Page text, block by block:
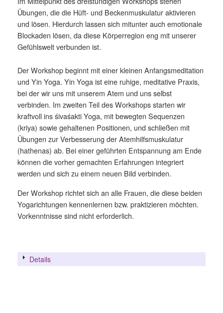
Übungen, die die Hüft- und Beckenmuskulatur aktivieren
und lösen. Hierdurch lassen sich mitunter auch emotionale
Blockaden lösen, da diese Körperregion eng mit unserer
Gefühlswelt verbunden ist.
Der Workshop beginnt mit einer kleinen Anfangsmeditation
und Yin Yoga. Yin Yoga ist eine ruhige, meditative Praxis,
bei der wir uns mit unserem Atem und uns selbst
verbinden. Im zweiten Teil des Workshops starten wir
kraftvoll ins śivaśakti Yoga, mit bewegten Sequenzen
(kriya) sowie gehaltenen Positionen, und schließen mit
Übungen zur Verbesserung der Atemhilfsmuskulatur
(hathenas) ab. Bei einer geführten Entspannung am Ende
können die vorher gemachten Erfahrungen integriert
werden und sich zu einem neuen Bild verbinden.
Der Workshop richtet sich an alle Frauen, die diese beiden
Yogarichtungen kennenlernen bzw. praktizieren möchten.
Vorkenntnisse sind nicht erforderlich.
Details